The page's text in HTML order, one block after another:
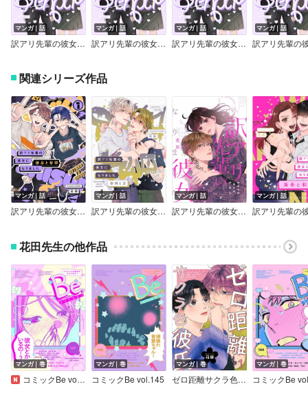
マンガ｜話
訳アリ先輩の彼女になりました。2
マンガ｜話
訳アリ先輩の彼女になりました（3）【分冊版】
マンガ｜話
訳アリ先輩の彼女になりました（4）【分冊版】
マンガ｜話
関連シリーズ作品
マンガ｜話
訳アリ先輩の彼女になりました －穂岳と紫翠－
マンガ｜話
訳アリ先輩の彼女になりました －柊珂と京－
マンガ｜話
訳アリ先輩の彼女になりました（番外編）
マンガ｜話
花田先生の他作品
マンガ｜巻
コミックBe vol.147
マンガ｜巻
コミックBe vol.145
マンガ｜巻
ゼロ距離サクラ色彼氏
マンガ｜巻
コミックBe